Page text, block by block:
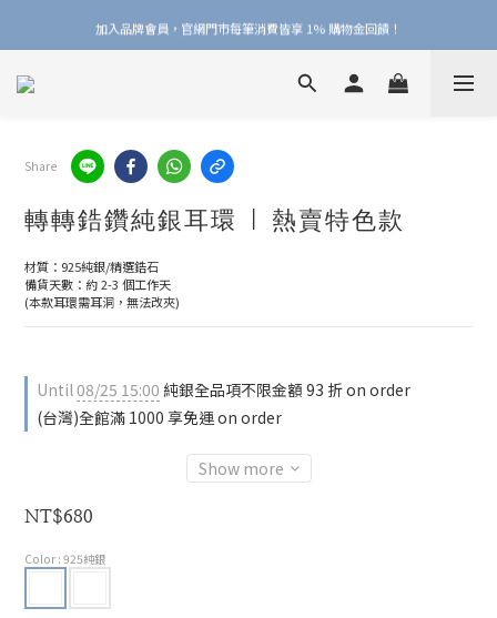
加入品牌會員，官網門市每筆消費皆享 1% 購物金回饋！
加入品牌會員，官網門市每筆消費皆享 1% 購物金回饋！
線上線下皆可累積 & 折抵購物金，再送 $50 入會禮
Share
轉轉鋯鑽純銀耳環 | 熱賣特色款
材質：925純銀/精選鋯石
備貨天數：約 2-3 個工作天
(本款耳環需耳洞，無法改夾)
Until08/25 15:00 純銀全品項不限金額 93 折 on order
(台灣)全館滿 1000 享免運 on order
Show more
NT$680
Color : 925純銀